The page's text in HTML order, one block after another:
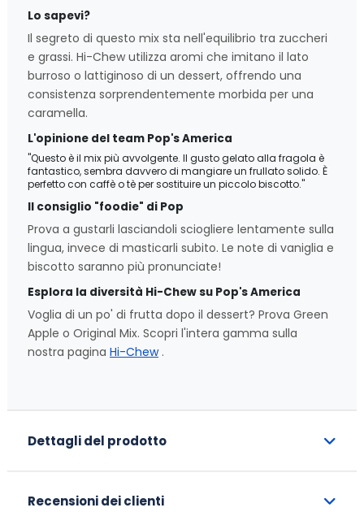
Lo sapevi?
Il segreto di questo mix sta nell'equilibrio tra zuccheri
e grassi. Hi-Chew utilizza aromi che imitano il lato
burroso o lattiginoso di un dessert, offrendo una
consistenza sorprendentemente morbida per una
caramella.
L'opinione del team Pop's America
"Questo è il mix più avvolgente. Il gusto gelato alla fragola è
fantastico, sembra davvero di mangiare un frullato solido. È
perfetto con caffè o tè per sostituire un piccolo biscotto."
Il consiglio "foodie" di Pop
Prova a gustarli lasciandoli sciogliere lentamente sulla
lingua, invece di masticarli subito. Le note di vaniglia e
biscotto saranno più pronunciate!
Esplora la diversità Hi-Chew su Pop's America
Voglia di un po' di frutta dopo il dessert? Prova Green
Apple o Original Mix. Scopri l'intera gamma sulla
nostra pagina Hi-Chew.
Dettagli del prodotto
Recensioni dei clienti